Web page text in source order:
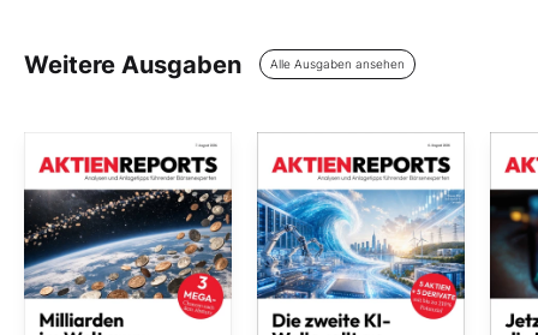
Weitere Ausgaben Alle Ausgaben ansehen